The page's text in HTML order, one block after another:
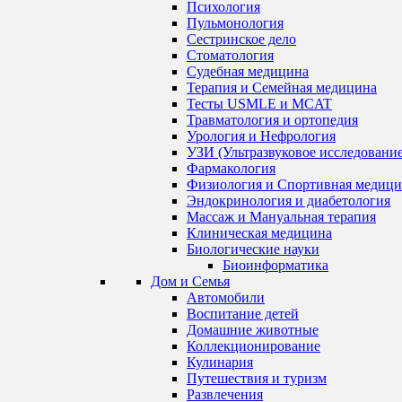
Психология
Пульмонология
Сестринское дело
Стоматология
Судебная медицина
Терапия и Семейная медицина
Тесты USMLE и MCAT
Травматология и ортопедия
Урология и Нефрология
УЗИ (Ультразвуковое
Фармакология
Физиология и Спортивная
Эндокринология и диабетология
Массаж и Мануальная терапия
Клиническая медицина
Биологические науки
Биоинформатика
Дом и Семья
Автомобили
Воспитание детей
Домашние животные
Коллекционирование
Кулинария
Путешествия и туризм
Развлечения